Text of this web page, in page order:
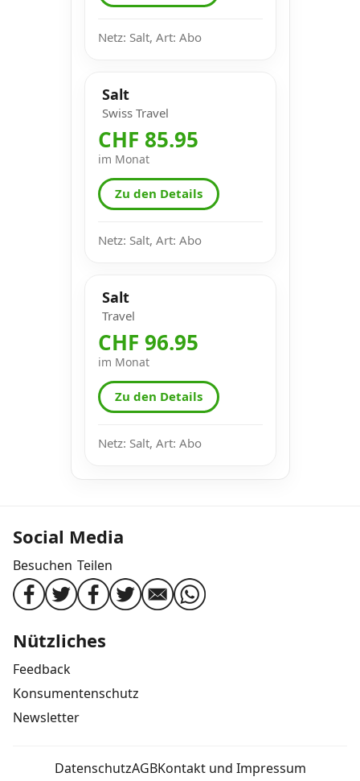
Netz: Salt, Art: Abo
Salt
Swiss Travel
CHF 85.95
im Monat
Zu den Details
Netz: Salt, Art: Abo
Salt
Travel
CHF 96.95
im Monat
Zu den Details
Netz: Salt, Art: Abo
Social Media
Besuchen Teilen
Nützliches
Feedback
Konsumentenschutz
Newsletter
DatenschutzAGBKontakt und Impressum